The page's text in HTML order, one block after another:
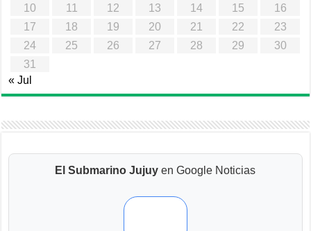
10
11 12 13 14 15
16
17
18 19 20 21 22
23
24
25 26 27 28 29
30
31
« Jul
El Submarino Jujuy en Google Noticias